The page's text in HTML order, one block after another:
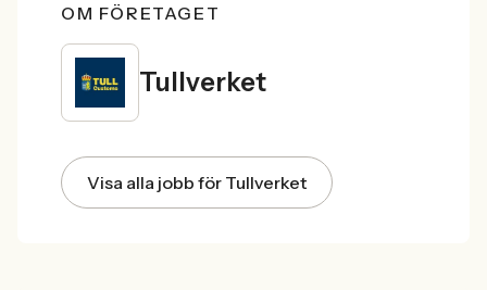
OM FÖRETAGET
Tullverket
Visa alla jobb för Tullverket